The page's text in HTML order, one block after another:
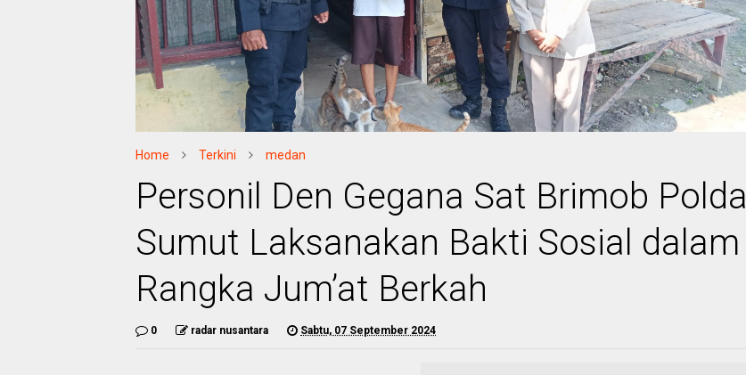
Home Terkini medan
Personil Den Gegana Sat Brimob Polda
Sumut Laksanakan Bakti Sosial dalam
Rangka Jum’at Berkah
0 radar nusantara Sabtu, 07 September 2024